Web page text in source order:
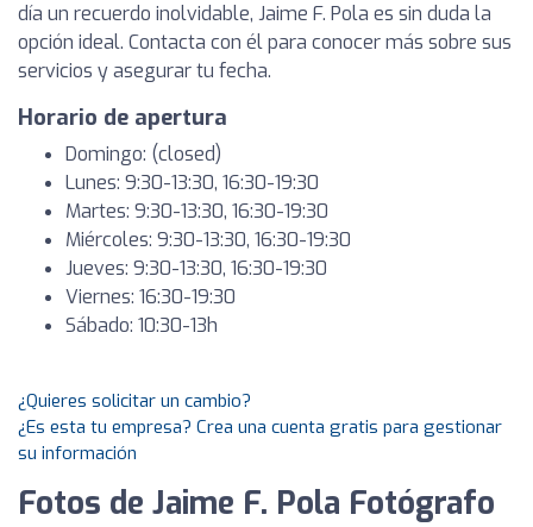
día un recuerdo inolvidable, Jaime F. Pola es sin duda la
opción ideal. Contacta con él para conocer más sobre sus
servicios y asegurar tu fecha.
Horario de apertura
Domingo: (closed)
Lunes: 9:30-13:30, 16:30-19:30
Martes: 9:30-13:30, 16:30-19:30
Miércoles: 9:30-13:30, 16:30-19:30
Jueves: 9:30-13:30, 16:30-19:30
Viernes: 16:30-19:30
Sábado: 10:30-13h
¿Quieres solicitar un cambio?
¿Es esta tu empresa? Crea una cuenta gratis para gestionar
su información
Fotos de Jaime F. Pola Fotógrafo